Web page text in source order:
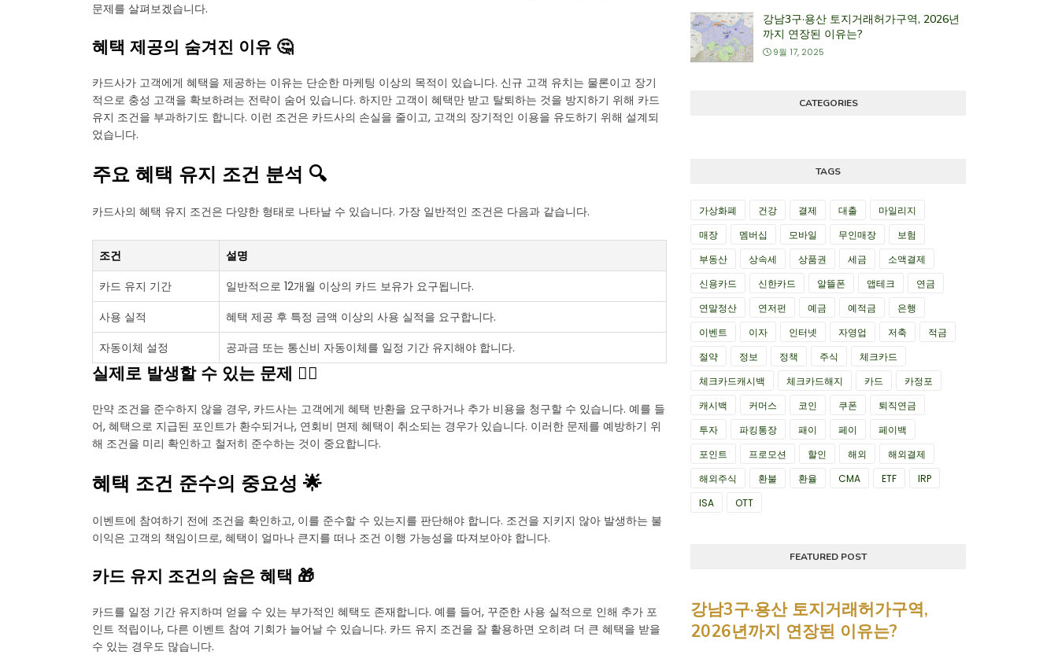
문제를 살펴보겠습니다.
혜택 제공의 숨겨진 이유 🤔
카드사가 고객에게 혜택을 제공하는 이유는 단순한 마케팅 이상의 목적이 있습니다. 신규 고객 유치는 물론이고 장기
적으로 충성 고객을 확보하려는 전략이 숨어 있습니다. 하지만 고객이 혜택만 받고 탈퇴하는 것을 방지하기 위해 카드
유지 조건을 부과하기도 합니다. 이런 조건은 카드사의 손실을 줄이고, 고객의 장기적인 이용을 유도하기 위해 설계되
었습니다.
주요 혜택 유지 조건 분석 🔍
카드사의 혜택 유지 조건은 다양한 형태로 나타날 수 있습니다. 가장 일반적인 조건은 다음과 같습니다.
조건
설명
카드 유지 기간
일반적으로 12개월 이상의 카드 보유가 요구됩니다.
사용 실적
혜택 제공 후 특정 금액 이상의 사용 실적을 요구합니다.
자동이체 설정
공과금 또는 통신비 자동이체를 일정 기간 유지해야 합니다.
실제로 발생할 수 있는 문제 😵‍💫
만약 조건을 준수하지 않을 경우, 카드사는 고객에게 혜택 반환을 요구하거나 추가 비용을 청구할 수 있습니다. 예를 들
어, 혜택으로 지급된 포인트가 환수되거나, 연회비 면제 혜택이 취소되는 경우가 있습니다. 이러한 문제를 예방하기 위
해 조건을 미리 확인하고 철저히 준수하는 것이 중요합니다.
혜택 조건 준수의 중요성 🌟
이벤트에 참여하기 전에 조건을 확인하고, 이를 준수할 수 있는지를 판단해야 합니다. 조건을 지키지 않아 발생하는 불
이익은 고객의 책임이므로, 혜택이 얼마나 큰지를 떠나 조건 이행 가능성을 따져보아야 합니다.
카드 유지 조건의 숨은 혜택 🎁
카드를 일정 기간 유지하며 얻을 수 있는 부가적인 혜택도 존재합니다. 예를 들어, 꾸준한 사용 실적으로 인해 추가 포
인트 적립이나, 다른 이벤트 참여 기회가 늘어날 수 있습니다. 카드 유지 조건을 잘 활용하면 오히려 더 큰 혜택을 받을
수 있는 경우도 많습니다.
강남3구·용산 토지거래허가구역, 2026년
까지 연장된 이유는?
9월 17, 2025
CATEGORIES
TAGS
가상화폐 건강 결제 대출
마일리지
매장
멤버십 모바일 무인매장
보험
부동산
상속세 상품권 세금
소액결제
신용카드
신한카드 알뜰폰 앱테크
연금
연말정산
연저펀 예금 예적금
은행
이벤트
이자 인터넷 자영업 저축
적금
절약
정보 정책 주식
체크카드
체크카드캐시백
체크카드해지 카드
카정포
캐시백
커머스 코인 쿠폰
퇴직연금
투자
파킹통장 패이 페이
페이백
포인트
프로모션 할인 해외
해외결제
해외주식
환불 환율 CMA ETF
IRP
ISA
OTT
FEATURED POST
강남3구·용산 토지거래허가구역,
2026년까지 연장된 이유는?